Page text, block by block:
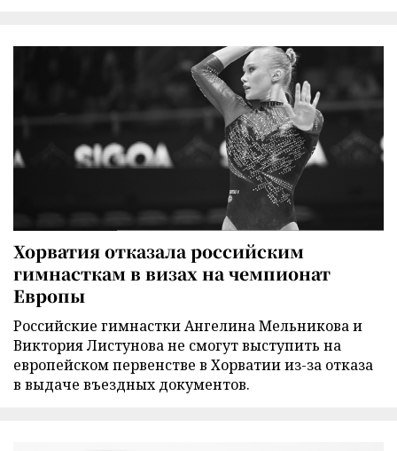
Хорватия отказала российским
гимнасткам в визах на чемпионат
Европы
Российские гимнастки Ангелина Мельникова и
Виктория Листунова не смогут выступить на
европейском первенстве в Хорватии из-за отказа
в выдаче въездных документов.